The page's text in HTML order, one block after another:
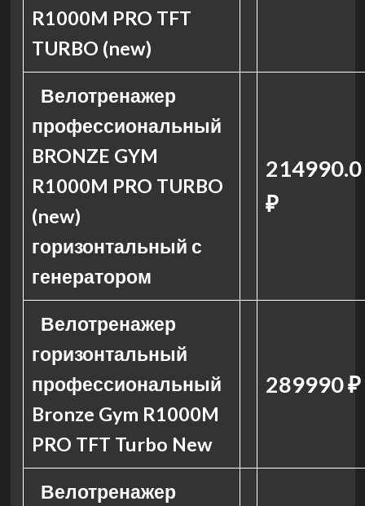
R1000M PRO TFT
TURBO (new)
Велотренажер
профессиональный
BRONZE GYM
R1000M PRO TURBO
(new)
горизонтальный с
генератором
214990.0
₽
Велотренажер
горизонтальный
профессиональный
Bronze Gym R1000M
PRO TFT Turbo New
289990 ₽
Велотренажер